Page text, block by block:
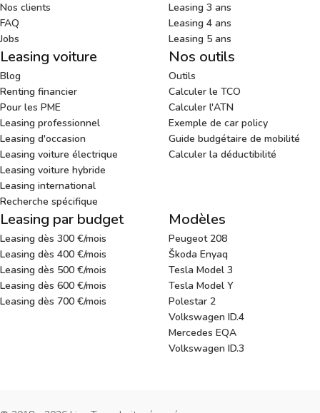
Nos clients
FAQ
Jobs
Leasing 3 ans
Leasing 4 ans
Leasing 5 ans
Leasing voiture
Blog
Renting financier
Pour les PME
Leasing professionnel
Leasing d'occasion
Leasing voiture électrique
Leasing voiture hybride
Leasing international
Recherche spécifique
Nos outils
Outils
Calculer le TCO
Calculer l'ATN
Exemple de car policy
Guide budgétaire de mobilité
Calculer la déductibilité
Leasing par budget
Leasing dès 300 €/mois
Leasing dès 400 €/mois
Leasing dès 500 €/mois
Leasing dès 600 €/mois
Leasing dès 700 €/mois
Modèles
Peugeot 208
Škoda Enyaq
Tesla Model 3
Tesla Model Y
Polestar 2
Volkswagen ID.4
Mercedes EQA
Volkswagen ID.3